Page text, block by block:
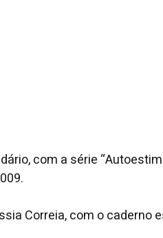
com a série
Correia, com o caderno